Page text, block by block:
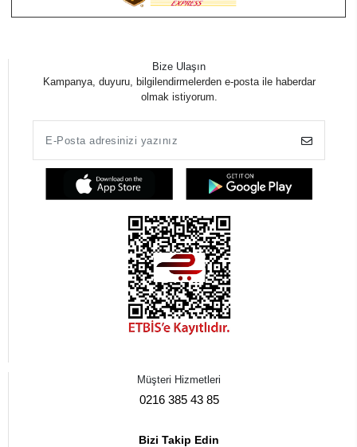
Bize Ulaşın
Kampanya, duyuru, bilgilendirmelerden e-posta ile haberdar
olmak istiyorum.
Müşteri Hizmetleri
0216 385 43 85
Bizi Takip Edin